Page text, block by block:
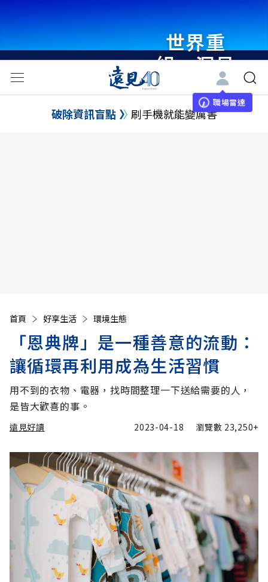
世界重
組・洞見
未來 與
世界領袖
職場雷達
破除資訊盲點 刷手機就能變厲害
首頁 好享生活 環境生態
「恩典牌」是一種善意的流動：
讓循環再利用成為生活習慣
用不到的衣物、電器，找時間整理一下送給需要的人，
是皆大歡喜的事。
遠見好讀 2023-04-18 瀏覽數 23,250+